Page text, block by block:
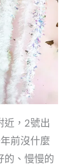
近，2號出
前沒什麼
的、慢慢的